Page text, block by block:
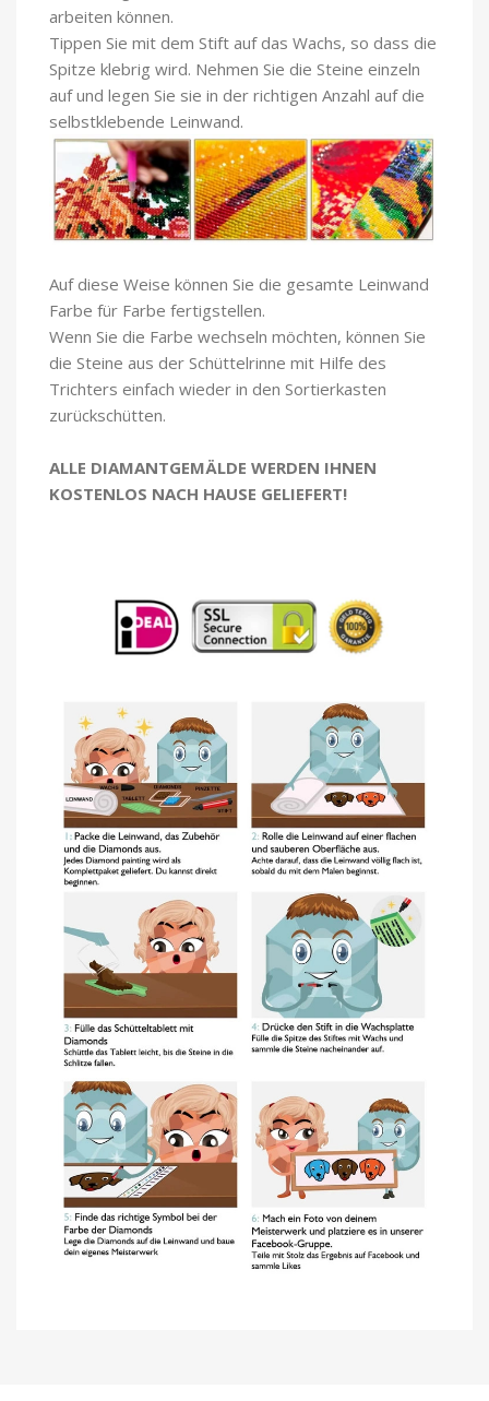
arbeiten können.
Tippen Sie mit dem Stift auf das Wachs, so dass die
Spitze klebrig wird. Nehmen Sie die Steine einzeln
auf und legen Sie sie in der richtigen Anzahl auf die
selbstklebende Leinwand.
Auf diese Weise können Sie die gesamte Leinwand
Farbe für Farbe fertigstellen.
Wenn Sie die Farbe wechseln möchten, können Sie
die Steine aus der Schüttelrinne mit Hilfe des
Trichters einfach wieder in den Sortierkasten
zurückschütten.
ALLE DIAMANTGEMÄLDE WERDEN IHNEN
KOSTENLOS NACH HAUSE GELIEFERT!